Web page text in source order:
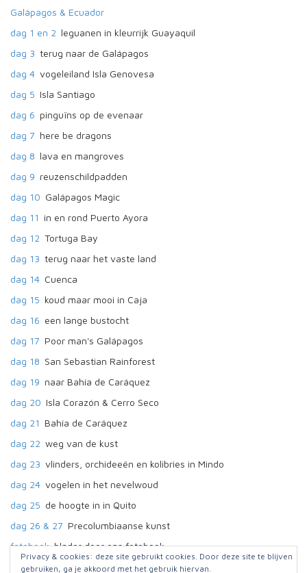
Galápagos & Ecuador
dag 1 en 2 leguanen in kleurrijk Guayaquil
dag 3 terug naar de Galápagos
dag 4 vogeleiland Isla Genovesa
dag 5 Isla Santiago
dag 6 pinguïns op de evenaar
dag 7 here be dragons
dag 8 lava en mangroves
dag 9 reuzenschildpadden
dag 10 Galápagos Magic
dag 11 in en rond Puerto Ayora
dag 12 Tortuga Bay
dag 13 terug naar het vaste land
dag 14 Cuenca
dag 15 koud maar mooi in Caja
dag 16 een lange bustocht
dag 17 Poor man's Galápagos
dag 18 San Sebastian Rainforest
dag 19 naar Bahía de Caráquez
dag 20 Isla Corazón & Cerro Seco
dag 21 Bahía de Caráquez
dag 22 weg van de kust
dag 23 vlinders, orchideeën en kolibries in Mindo
dag 24 vogelen in het nevelwoud
dag 25 de hoogte in in Quito
dag 26 & 27 Precolumbiaanse kunst
fotoboek blader door ons fotoboek
Privacy & cookies: deze site gebruikt cookies. Door deze site te blijven
gebruiken, ga je akkoord met het gebruik hiervan.